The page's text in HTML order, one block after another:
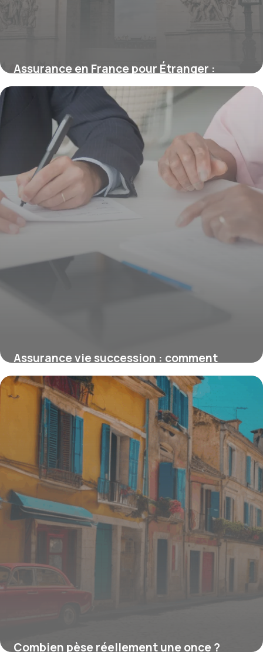
Assurance en France pour Étranger :
Obligations et Démarches
Assurance vie succession : comment
transmettre 100 000 euros efficacement
15 juin 2026
Combien pèse réellement une once ?